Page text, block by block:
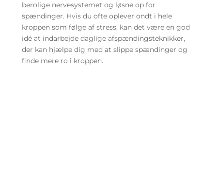
berolige nervesystemet og løsne op for
spændinger. Hvis du ofte oplever ondt i hele
kroppen som følge af stress, kan det være en god
idé at indarbejde daglige afspændingsteknikker,
der kan hjælpe dig med at slippe spændinger og
finde mere ro i kroppen.